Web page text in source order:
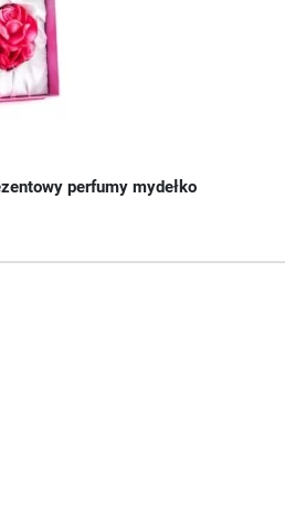
perfumy mydełko